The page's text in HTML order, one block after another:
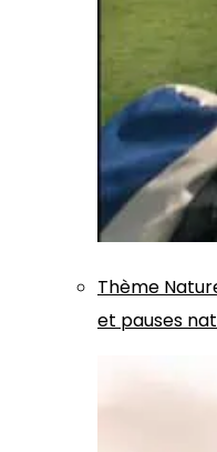
Thème
et pauses